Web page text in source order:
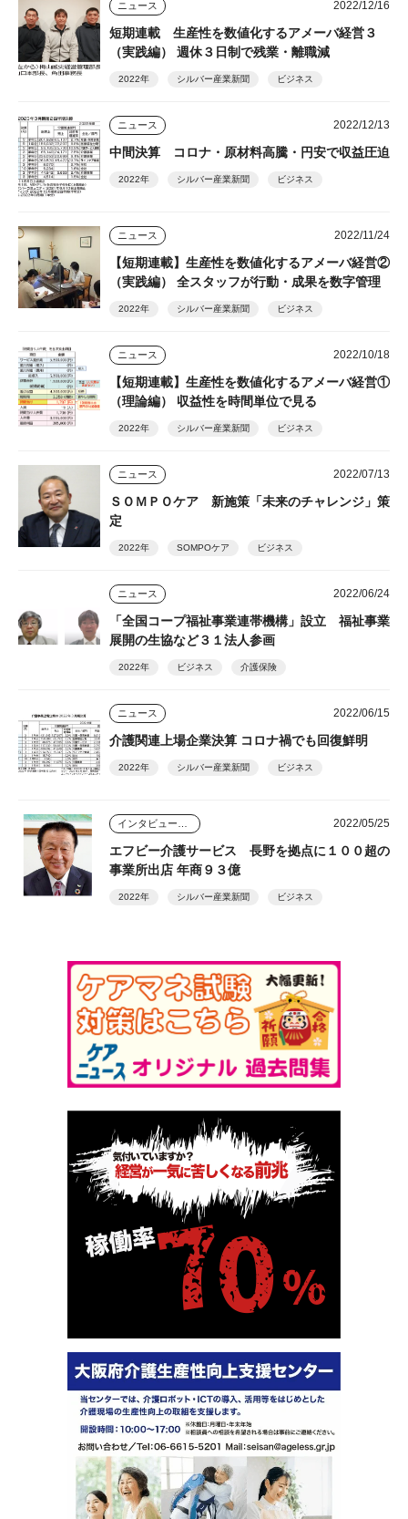
ニュース 2022/12/16
短期連載 生産性を数値化するアメーバ経営３
（実践編） 週休３日制で残業・離職減
2022年 シルバー産業新聞 ビジネス
ニュース 2022/12/13
中間決算 コロナ・原材料高騰・円安で収益圧迫
2022年 シルバー産業新聞 ビジネス
ニュース 2022/11/24
【短期連載】生産性を数値化するアメーバ経営②
（実践編） 全スタッフが行動・成果を数字管理
2022年 シルバー産業新聞 ビジネス
ニュース 2022/10/18
【短期連載】生産性を数値化するアメーバ経営①
（理論編） 収益性を時間単位で見る
2022年 シルバー産業新聞 ビジネス
ニュース 2022/07/13
ＳＯＭＰＯケア 新施策「未来のチャレンジ」策
定
2022年 SOMPOケア ビジネス
ニュース 2022/06/24
「全国コープ福祉事業連帯機構」設立 福祉事業
展開の生協など３１法人参画
2022年 ビジネス 介護保険
ニュース 2022/06/15
介護関連上場企業決算 コロナ禍でも回復鮮明
2022年 シルバー産業新聞 ビジネス
2022/05/25
エフビー介護サービス 長野を拠点に１００超の
事業所出店 年商９３億
2022年 シルバー産業新聞 ビジネス